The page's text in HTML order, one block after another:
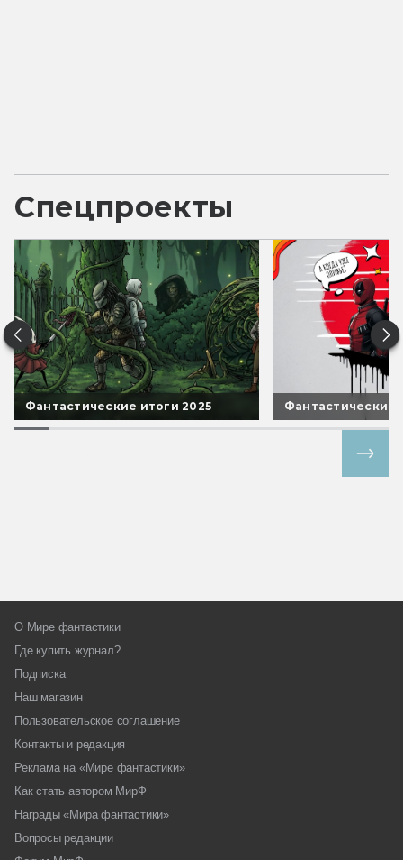
Спецпроекты
Фантастические итоги 2025 Фантастические
О Мире фантастики
Где купить журнал?
Подписка
Наш магазин
Пользовательское соглашение
Контакты и редакция
Реклама на «Мире фантастики»
Как стать автором МирФ
Награды «Мира фантастики»
Вопросы редакции